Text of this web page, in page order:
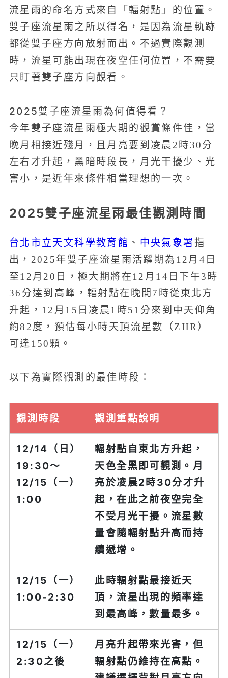
流星雨的命名方式來自「輻射點」的位置。
雙子座流星雨之所以得名，是因為流星軌跡
都從雙子座方向放射而出。不過實際觀測
時，流星可能出現在夜空任何位置，不需要
只盯著雙子座方向觀看。
2025雙子座流星雨為何值得看？
今年雙子座流星雨極大期的觀賞條件佳，當
晚月相接近殘月，且月亮要到凌晨2時30分
左右才升起，黑暗時段長，月光干擾少、光
害小，是近年來條件相當理想的一次。
2025雙子座流星雨最佳觀測時間
台北市立天文科學教育館 、 中央氣象署指
出，2025年雙子座流星雨活躍期為12月4日
至12月20日，極大期將在12月14日下午3時
36分達到高峰，輻射點在晚間7時從東北方
升起，12月15日凌晨1時51分來到中天仰角
約82度，預估每小時天頂流星數（ZHR）
可達150顆。
以下為實際觀測的最佳時段：
觀測時段 觀測重點說明
12/14（日）
19:30～
12/15（一）
1:00
輻射點自東北方升起，
天色全黑即可觀測。月
亮於凌晨2時30分才升
起，在此之前夜空完全
不受月光干擾。流星數
量會隨輻射點升高而持
續遞增。
12/15（一）
1:00-2:30
此時輻射點最接近天
頂，流星出現的頻率達
到最高峰，數量最多。
12/15（一）
2:30之後
月亮升起帶來光害，但
輻射點仍維持在高點。